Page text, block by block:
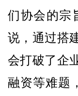
们协会的宗
说，通过搭
会打破了企
融资等难题